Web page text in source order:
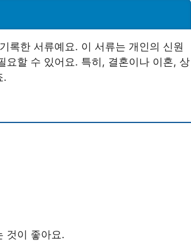
록한 서류예요. 이 서류는 개인의 신원
요할 수 있어요. 특히, 결혼이나 이혼, 상
.
것이 좋아요.